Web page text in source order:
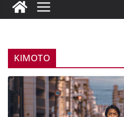
KIMOTO